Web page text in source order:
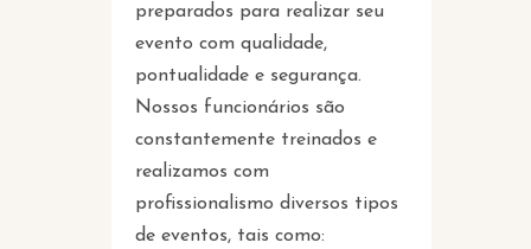
preparados para realizar seu
evento com qualidade,
pontualidade e segurança.
Nossos funcionários são
constantemente treinados e
realizamos com
profissionalismo diversos tipos
de eventos, tais como: